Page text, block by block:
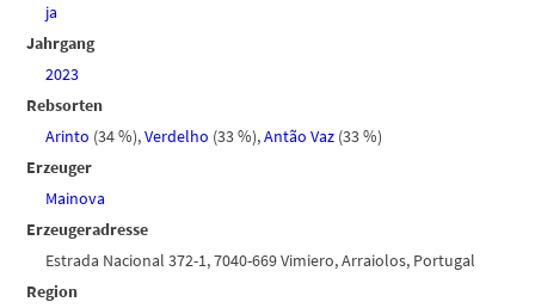
ja
Jahrgang
2023
Rebsorten
Arinto (34 %),Verdelho (33 %),Antão Vaz (33 %)
Erzeuger
Mainova
Erzeugeradresse
Estrada Nacional 372-1, 7040-669 Vimiero, Arraiolos, Portugal
Region